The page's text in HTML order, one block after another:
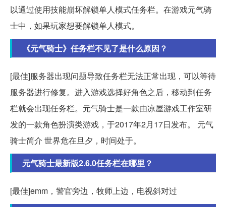
以通过使用技能崩坏解锁单人模式任务栏。在游戏元气骑
士中，如果玩家想要解锁单人模式。
《元气骑士》任务栏不见了是什么原因？
[最佳]服务器出现问题导致任务栏无法正常出现，可以等待
服务器进行修复。进入游戏选择好角色之后，移动到任务
栏就会出现任务栏。元气骑士是一款由凉屋游戏工作室研
发的一款角色扮演类游戏，于2017年2月17日发布。 元气
骑士简介 世界危在旦夕，时间处于。
元气骑士最新版2.6.0任务栏在哪里？
[最佳]emm，警官旁边，牧师上边，电视斜对过